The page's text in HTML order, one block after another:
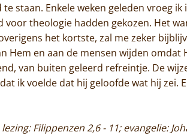
staan. Enkele weken geleden vroeg
voor theologie hadden gekozen. Het
het kortste, zal me zeker
Hem en aan de mensen wijden
van buiten geleerd refreintje. De
ik voelde dat hij geloofde wat hij zei.
Filippenzen 2,6 - 11; evangelie: